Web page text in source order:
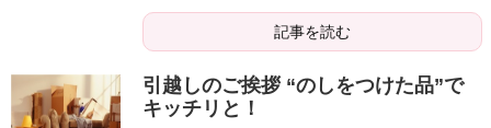
記事を読む
引越しのご挨拶 “のしをつけた品”で
キッチリと！